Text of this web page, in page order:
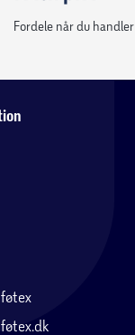
Fordele når du handler